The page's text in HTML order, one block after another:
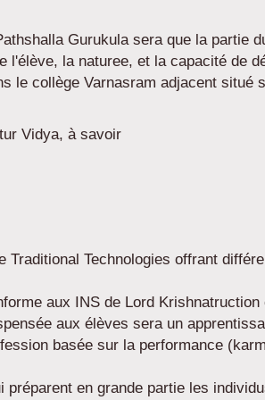
Gurukula sera que la partie
la naturee, et la capacité de
le collège Varnasram adjacent situé
Vidya, à savoir
Traditional Technologies offrant
aux INS de Lord
aux élèves sera un
basée sur la performance
en grande partie les